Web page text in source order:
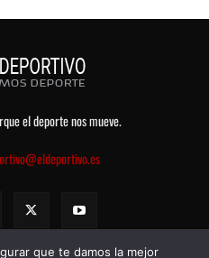
el deporte nos mueve.
que te damos la mejor